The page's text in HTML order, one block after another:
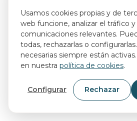
Usamos cookies propias y de
web funcione, analizar el tráfico
comunicaciones relevantes.
todas, rechazarlas o
necesarias siempre están
en nuestra política de cookies.
Configurar Rechazar